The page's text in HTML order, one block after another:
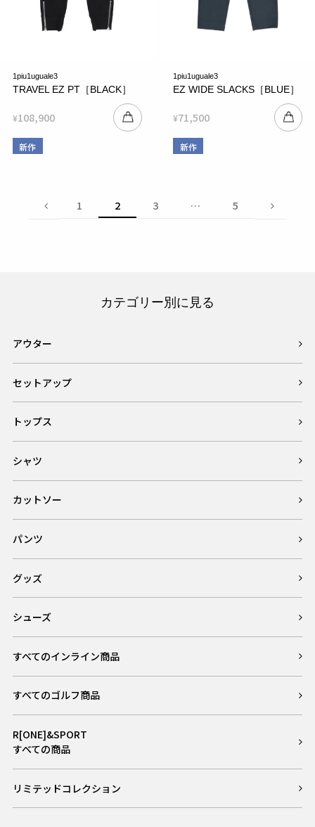
1piu1uguale3
TRAVEL EZ PT［BLACK］
¥108,900
新作
1piu1uguale3
EZ WIDE SLACKS［BLUE］
¥71,500
新作
1 2 3 … 5
カテゴリー別に見る
アウター
セットアップ
トップス
シャツ
カットソー
パンツ
グッズ
シューズ
すべてのインライン商品
すべてのゴルフ商品
R[ONE]&SPORT
すべての商品
リミテッドコレクション